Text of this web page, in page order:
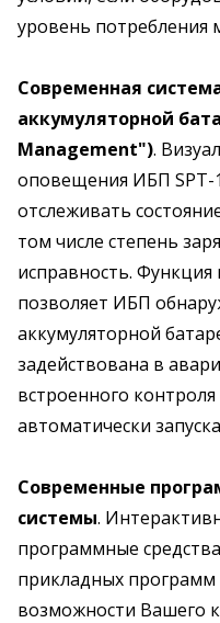
уровень потребления
Современная
аккумуляторной
Management").
оповещения ИБП SPT-
отслеживать
том числе степень
исправность. Функция
позволяет ИБП
аккумуляторной
задействована в
встроенного
автоматически
Современные
системы.
программные
прикладных
возможности Вашего